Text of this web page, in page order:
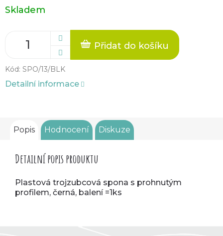
Měrná
cena:
Skladem
Přidat do košíku
Kód: SPO/13/BLK
Detailní informace
Popis Hodnocení Diskuze
Detailní popis produktu
Plastová trojzubcová spona s prohnutým
profilem, černá, balení =1ks